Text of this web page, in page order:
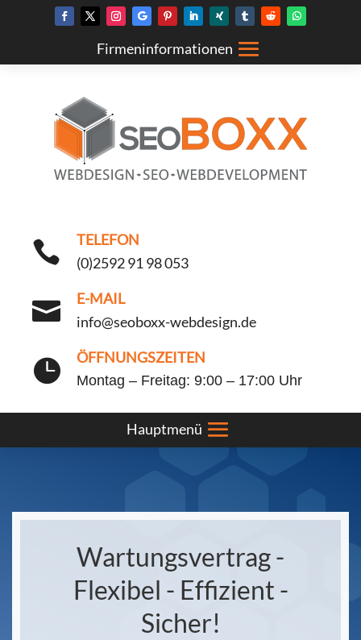

TELEFON
(0)2592 91 98 053

E-MAIL
info@seoboxx-webdesign.de
 ÖFFNUNGSZEITEN
Montag – Freitag: 9:00 – 17:00 Uhr
Wartungsvertrag -
Flexibel - Effizient -
Sicher!